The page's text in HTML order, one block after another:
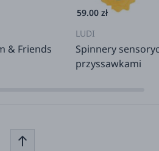
& Friends
59.00 zł
LUDI
Spinnery
przyssawkami